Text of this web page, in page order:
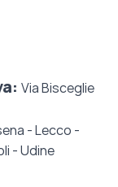
Via Bisceglie
- Lecco -
- Udine